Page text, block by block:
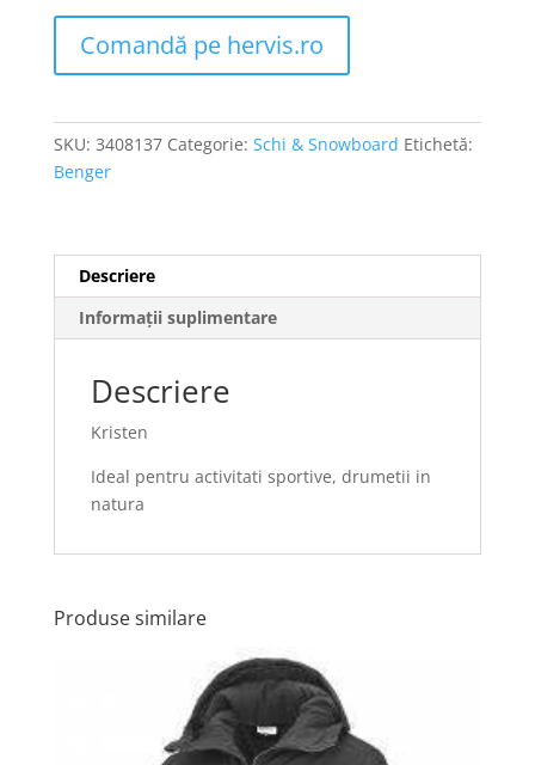
Comandă pe hervis.ro
SKU: 3408137 Categorie: Schi & Snowboard Etichetă:
Benger
Descriere
Informații suplimentare
Descriere
Kristen
Ideal pentru activitati sportive, drumetii in
natura
Produse similare